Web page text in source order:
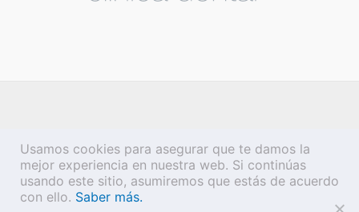
Usamos cookies para asegurar que te damos la
mejor experiencia en nuestra web. Si continúas
usando este sitio, asumiremos que estás de acuerdo
con ello. Saber más.